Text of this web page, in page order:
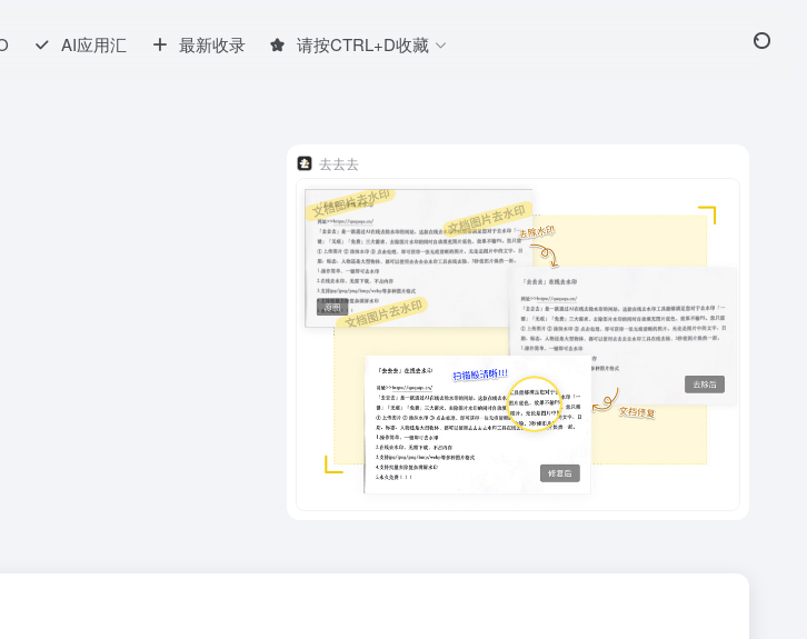
AI应用汇 最新收录 请按CTRL+D收藏
去去去